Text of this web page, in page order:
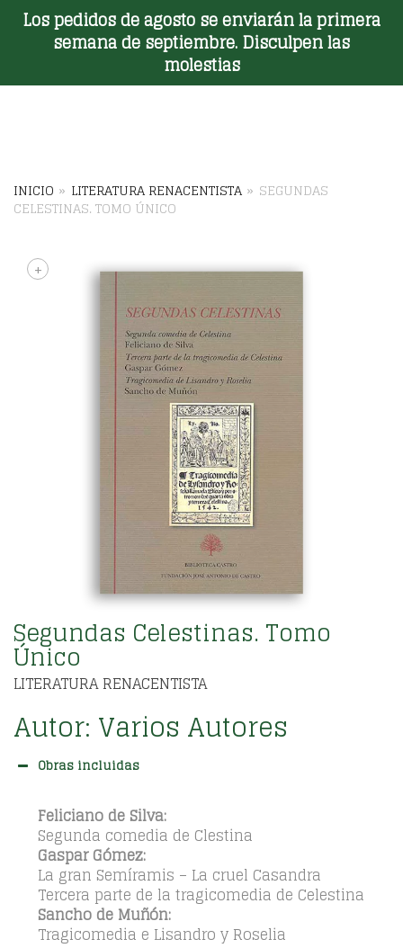
Los pedidos de agosto se enviarán la primera
semana de septiembre. Disculpen las
molestias
Toggle Menu
INICIO » LITERATURA RENACENTISTA » SEGUNDAS
CELESTINAS. TOMO ÚNICO
+
Segundas Celestinas. Tomo
Único
LITERATURA RENACENTISTA
Autor: Varios Autores
Obras incluidas
Feliciano de Silva:
Segunda comedia de Clestina
Gaspar Gómez:
La gran Semíramis – La cruel Casandra
Tercera parte de la tragicomedia de Celestina
Sancho de Muñón:
Tragicomedia e Lisandro y Roselia